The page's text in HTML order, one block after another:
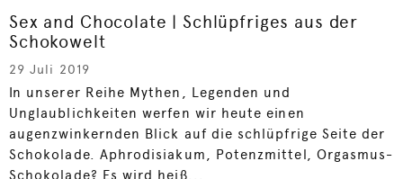
Sex and Chocolate | Schlüpfriges aus der
Schokowelt
29 Juli 2019
In unserer Reihe Mythen, Legenden und
Unglaublichkeiten werfen wir heute einen
augenzwinkernden Blick auf die schlüpfrige Seite der
Schokolade. Aphrodisiakum, Potenzmittel, Orgasmus-
Schokolade? Es wird heiß...